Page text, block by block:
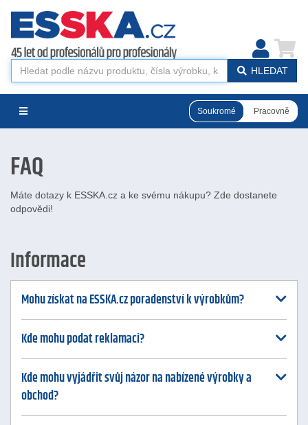
HLEDAT
Soukromé Pracovně
FAQ
Máte dotazy k ESSKA.cz a ke svému nákupu? Zde dostanete
odpovědi!
Informace
Mohu získat na ESSKA.cz poradenství k výrobkům?
Kde mohu podat reklamaci?
Kde mohu vyjádřit svůj názor na nabízené výrobky a
obchod?